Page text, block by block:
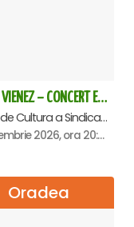
REGAL VIENEZ – CONCERT EXTRAORDINAR DE CRACIUN - Satu Mare
Casa de Cultura a Sindicatelor , Satu-Mare
2 decembrie 2026, ora 20:00
Oradea